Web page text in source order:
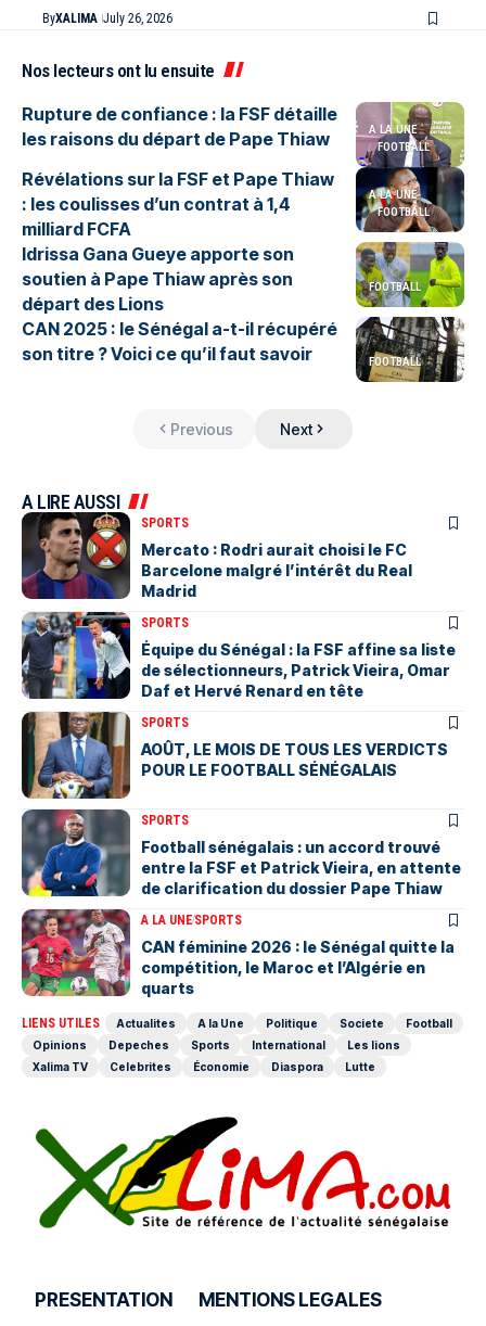
ByXALIMA July 26, 2026
Nos lecteurs ont lu ensuite
A LA UNE
FOOTBALL
Rupture de confiance : la FSF détaille
les raisons du départ de Pape Thiaw
A LA UNE
FOOTBALL
Révélations sur la FSF et Pape Thiaw
: les coulisses d’un contrat à 1,4
milliard FCFA
FOOTBALL
Idrissa Gana Gueye apporte son
soutien à Pape Thiaw après son
départ des Lions
FOOTBALL
CAN 2025 : le Sénégal a-t-il récupéré
son titre ? Voici ce qu’il faut savoir
Previous Next
A LIRE AUSSI
SPORTS
Mercato : Rodri aurait choisi le FC
Barcelone malgré l’intérêt du Real
Madrid
SPORTS
Équipe du Sénégal : la FSF affine sa liste
de sélectionneurs, Patrick Vieira, Omar
Daf et Hervé Renard en tête
SPORTS
AOÛT, LE MOIS DE TOUS LES VERDICTS
POUR LE FOOTBALL SÉNÉGALAIS
SPORTS
Football sénégalais : un accord trouvé
entre la FSF et Patrick Vieira, en attente
de clarification du dossier Pape Thiaw
A LA UNESPORTS
‎CAN féminine 2026 : le Sénégal quitte la
compétition, le Maroc et l’Algérie en
quarts
LIENS UTILES Actualites A la Une Politique Societe
Football
Opinions
Depeches Sports International
Les lions
Xalima TV
Celebrites Économie Diaspora Lutte
PRESENTATION MENTIONS LEGALES